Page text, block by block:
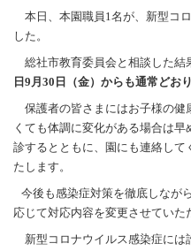
本日、本園職員1名が、新型コ
した。
総社市教育委員会と相談した結
日9月30日（金）からも通常どお
保護者の皆さまにはお子様の健
くても体調に変化がある場合は
診するとともに、園にも連絡し
たします。
今後も感染症対策を徹底しなが
応じて対応内容を変更させていた
新型コロナウイルス感染症には